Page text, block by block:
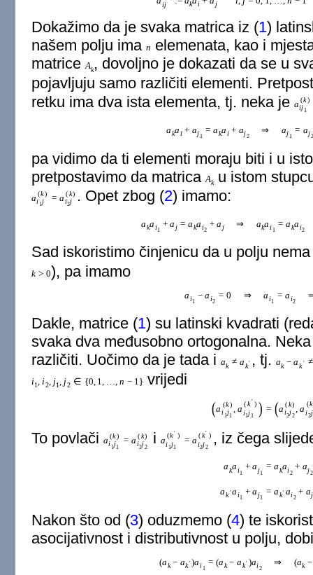
ij k i j
Dokažimo da je svaka matrica iz (1)
našem polju ima n elemenata, kao i
matriceAk, dovoljno je dokazati da se u
pojavljuju samo različiti elementi.
retku ima dva ista elementa, tj. neka je a (k)
ij1
akai + aj1
= akai + aj2
⇒ aj1
= aj2
pa vidimo da ti elementi moraju biti i u
pretpostavimo da matrica Ak u istom
a (k)
i1j = a (k)
i2j . Opet zbog (2) imamo:
akai1
+ aj = akai2
+ aj ⇒ akai1
= akai2
Sad iskoristimo činjenicu da u polju
k > 0), pa imamo
ai1
− ai2
= 0 ⇒ ai1
= ai2
Dakle, matrice (1) su latinski kvadrati
svaka dva međusobno ortogonalna.
različiti. Uočimo da je tada i ak ≠ ak′ , tj. ak − ak ′
≠
i1 i2, j1 j2 ∈ {0 1 n − 1 } vrijedi
(a (k)
i 1j1
, a (k ′ )
i1j1 ) = (a (k)
i2j2
, a (k
i2j
To povlači a (k)
i 1j1
= a (k)
i2j2 i a (k′ )
i1j1
= a (k′ )
i2j2
, iz čega
akai1
+ aj1
= akai2
+ aj2
ak ′ai1
+ aj1
= ak′ ai2
+ aj
Nakon što od (3) oduzmemo (4) te
asocijativnost i distributivnost u polju,
(ak − ak′)ai1
= (ak − ak′ )ai2
⇒ (ak −